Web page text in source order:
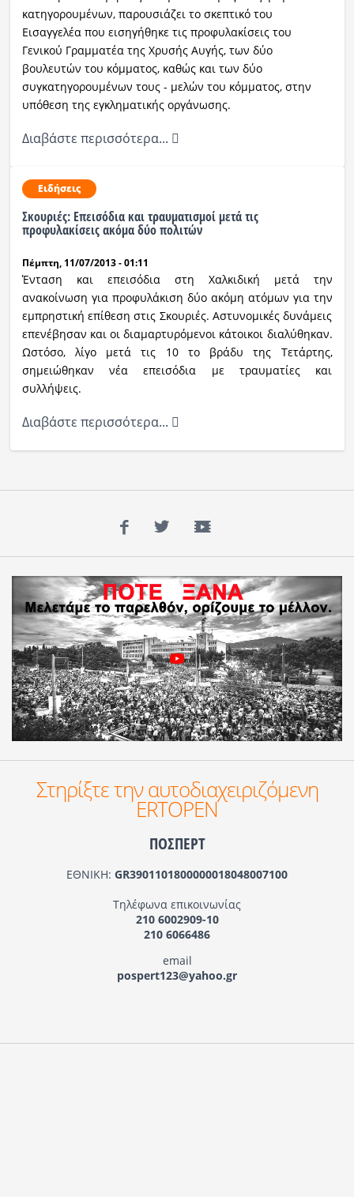
κατηγορουμένων, παρουσιάζει το σκεπτικό του
Εισαγγελέα που εισηγήθηκε τις προφυλακίσεις του
Γενικού Γραμματέα της Χρυσής Αυγής, των δύο
βουλευτών του κόμματος, καθώς και των δύο
συγκατηγορουμένων τους - μελών του κόμματος, στην
υπόθεση της εγκληματικής οργάνωσης.
Διαβάστε περισσότερα...
Ειδήσεις
Σκουριές: Επεισόδια και τραυματισμοί μετά τις
προφυλακίσεις ακόμα δύο πολιτών
Πέμπτη, 11/07/2013 - 01:11
Ένταση και επεισόδια στη Χαλκιδική μετά την
ανακοίνωση για προφυλάκιση δύο ακόμη ατόμων για την
εμπρηστική επίθεση στις Σκουριές. Αστυνομικές δυνάμεις
επενέβησαν και οι διαμαρτυρόμενοι κάτοικοι διαλύθηκαν.
Ωστόσο, λίγο μετά τις 10 το βράδυ της Τετάρτης,
σημειώθηκαν νέα επεισόδια με τραυματίες και
συλλήψεις.
Διαβάστε περισσότερα...
Facebook
TwitterYouTube
Στηρίξτε την αυτοδιαχειριζόμενη
ERTOPEN
ΠΟΣΠΕΡΤ
ΕΘΝΙΚΗ: GR3901101800000018048007100
Τηλέφωνα επικοινωνίας
210 6002909-10
210 6066486
email
pospert123@yahoo.gr